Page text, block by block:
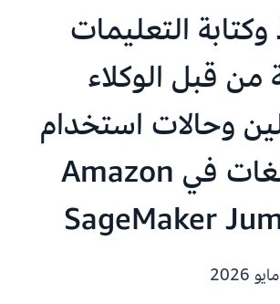
التعليمات
من قبل الوكلاء
وحالات استخدام
تعدد اللغات في Amazon
SageMaker